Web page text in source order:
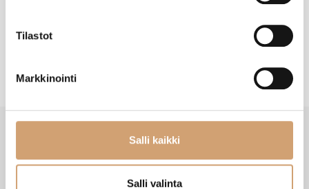
Tilastot
Markkinointi
Salli kaikki
Salli valinta
VIIMEISIMMÄT TUOTTEET